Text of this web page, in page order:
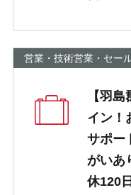
営業・技術営業・セー
【羽
イン！
サポー
がいあ
休120